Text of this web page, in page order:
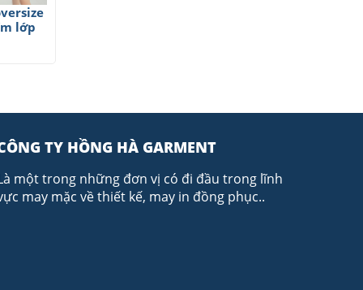
lớp
TY HỒNG HÀ GARMENT
một trong những đơn vị có đi đầu trong lĩnh
may mặc về thiết kế, may in đồng phục..